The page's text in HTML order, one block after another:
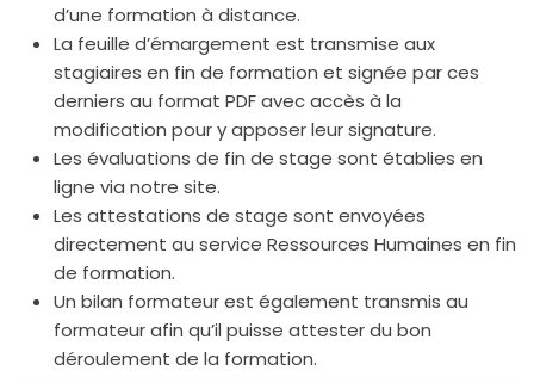
d’une formation à distance.
La feuille d’émargement est transmise aux
stagiaires en fin de formation et signée par ces
derniers au format PDF avec accès à la
modification pour y apposer leur signature.
Les évaluations de fin de stage sont établies en
ligne via notre site.
Les attestations de stage sont envoyées
directement au service Ressources Humaines en fin
de formation.
Un bilan formateur est également transmis au
formateur afin qu’il puisse attester du bon
déroulement de la formation.